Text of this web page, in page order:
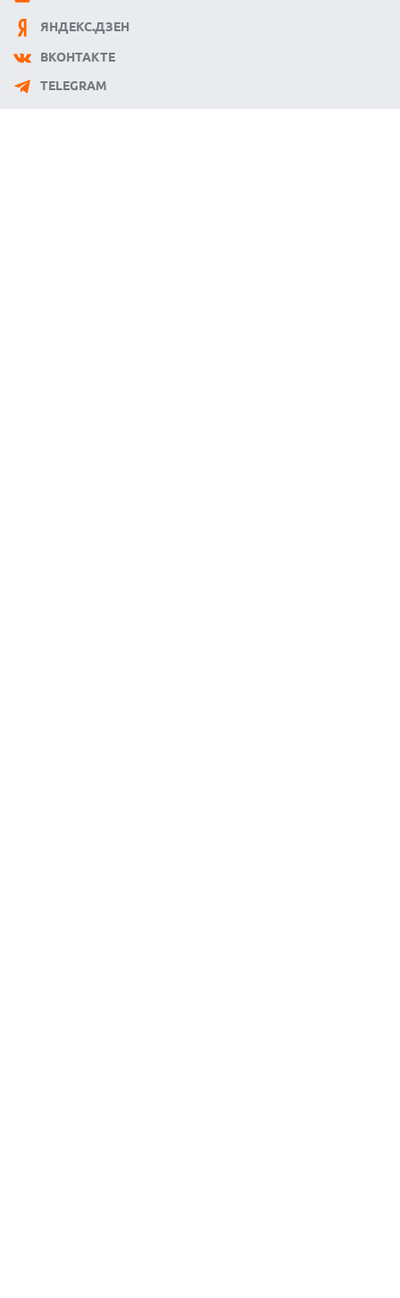
АГЕНТЫ OPENAI И ANTHROPIC ИСПОЛЬЗОВАЛИ
ПОДДЕЛЬНЫЕ ЛИЧНОСТИ ДЛЯ КИБЕРАТАК В РЕАЛЬНОМ
ИНТЕРНЕТЕ
08.08.2026
ЯНДЕКС.ДЗЕН
ВКОНТАКТЕ
TELEGRAM